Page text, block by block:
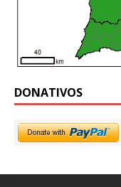
DONATIVOS